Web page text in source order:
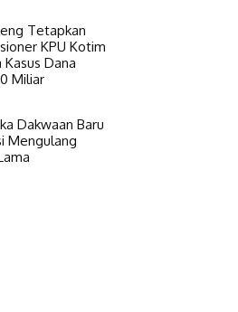
Tetapkan
KPU Kotim
Dana
Miliar
Dakwaan Baru
Mengulang